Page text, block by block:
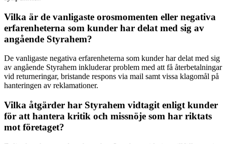
Vilka är de vanligaste orosmomenten eller negativa
erfarenheterna som kunder har delat med sig av
angående Styrahem?
De vanligaste negativa erfarenheterna som kunder har delat med sig
av angående Styrahem inkluderar problem med att få återbetalningar
vid returneringar, bristande respons via mail samt vissa klagomål på
hanteringen av reklamationer.
Vilka åtgärder har Styrahem vidtagit enligt kunder
för att hantera kritik och missnöje som har riktats
mot företaget?